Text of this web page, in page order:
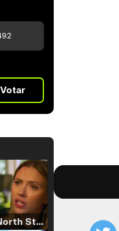
Votar
Tráiler 'North Star' (2023)